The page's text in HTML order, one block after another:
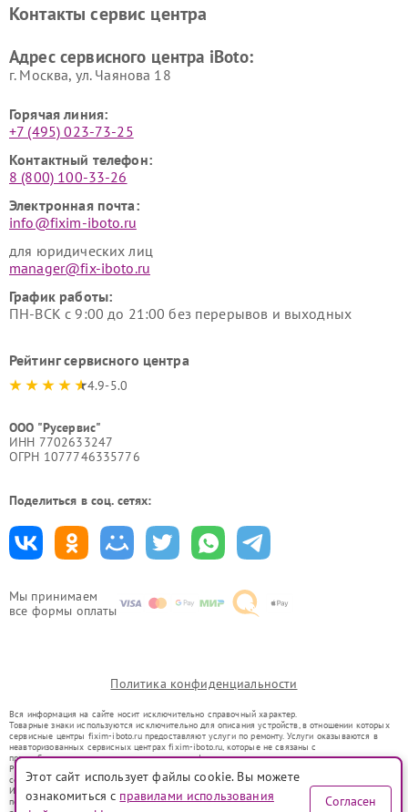
Мы принимаем
все формы оплаты
Контакты сервис центра
Адрес сервисного центра iBoto:
г. Москва, ул. Чаянова 18
Горячая линия:
+7 (495) 023-73-25
Контактный телефон:
8 (800) 100-33-26
Электронная почта:
info@fixim-iboto.ru
для юридических лиц
manager@fix-iboto.ru
График работы:
ПН-ВСК с 9:00 до 21:00 без перерывов и выходных
Рейтинг сервисного центра
4.9-5.0
ООО "Русервис"
ИНН 7702633247
ОГРН 1077746335776
Поделиться в соц. сетях:
Политика конфиденциальности
Вся информация на сайте носит исключительно справочный характер.
Товарные знаки используются исключительно для описания устройств, в отношении которых
сервисные центры fixim-iboto.ru предоставляют услуги по ремонту. Услуги оказываются в
неавторизованных сервисных центрах fixim-iboto.ru, которые не связаны с
правообладателями товарных знаков или их официальными представителями.
Ремонт осуществляется для устройств, уже введенных в гражданский оборот в соответствии
со статьей 1487 ГК РФ.
Использование товарных знаков не преследует цели индивидуализации услуг или введения
потребителей в заблуждение, а служит для информирования о предоставляемых услугах по
Этот сайт использует файлы cookie. Вы можете
ознакомиться с правилами использования
Согласен